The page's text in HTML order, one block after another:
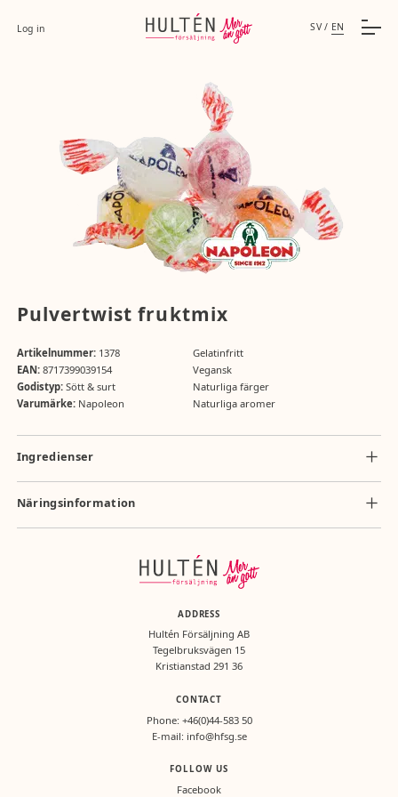
Log in SV / EN
Pulvertwist fruktmix
Artikelnummer:1378
EAN:8717399039154
Godistyp:Sött & surt
Varumärke:Napoleon
Gelatinfritt
Vegansk
Naturliga färger
Naturliga aromer
Ingredienser
Ingredienser: socker, glukossirap, syra (citronsyra), dextros, naturliga
aromer, färgämnen (E100, E160c, E141, E163).
Näringsinformation
Näringsvärde per 100g: energi 1625 kJ/380 kcal, fett 0g (varav mättat
ADDRESS
Hultén Försäljning AB
Tegelbruksvägen 15
Kristianstad 291 36
CONTACT
Phone: +46(0)44-583 50
E-mail: info@hfsg.se
FOLLOW US
Facebook